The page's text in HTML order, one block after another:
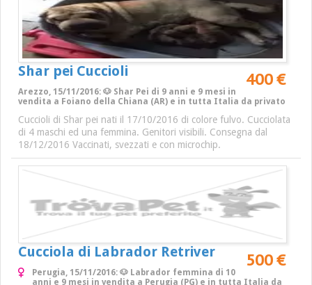
Shar pei Cuccioli 400 €
Arezzo, 15/11/2016: 🐶 Shar Pei di 9 anni e 9 mesi in
vendita a Foiano della Chiana (AR) e in tutta Italia da privato
Cuccioli di Shar pei nati il 17/10/2016 di colore fulvo. Cucciolata
di 4 maschi ed una femmina. Genitori visibili. Consegna dal
18/12/2016 Vaccinati, svezzati e con microchip.
Cucciola di Labrador Retriver 500 €
Perugia, 15/11/2016: 🐶 Labrador femmina di 10
anni e 9 mesi in vendita a Perugia (PG) e in tutta Italia da